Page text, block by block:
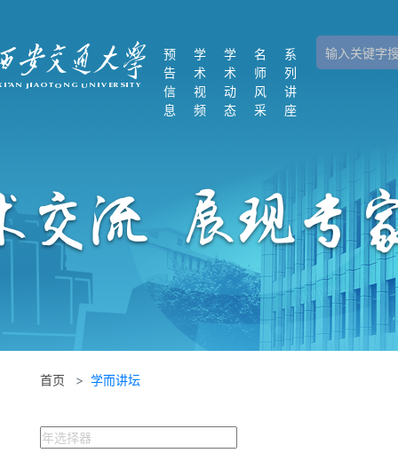
学
术
台
中
国
北
预
告
信
息
学
术
视
频
学
术
动
态
名
师
风
采
系
列
讲
座
首页 学而讲坛